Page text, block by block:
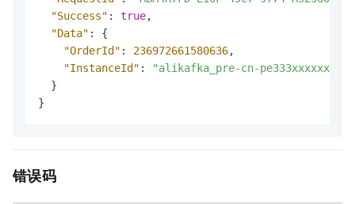
"Success" : true,
"Data" :
{
"OrderId" : 236972661580636,
"InstanceId" :
"alikafka_pre-cn-pe333xxxxxx"
}
}
错误码